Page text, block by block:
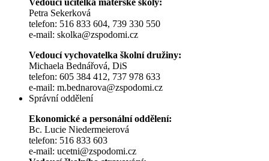
Vedoucí učitelka mateřské školy:
Petra Sekerková
telefon: 516 833 604, 739 330 550
e-mail: skolka@zspodomi.cz
Vedoucí vychovatelka školní družiny:
Michaela Bednářová, DiS
telefon: 605 384 412, 737 978 633
e-mail: m.bednarova@zspodomi.cz
Správní oddělení
Ekonomické a personální oddělení:
Bc. Lucie Niedermeierová
telefon: 516 833 603
e-mail: ucetni@zspodomi.cz